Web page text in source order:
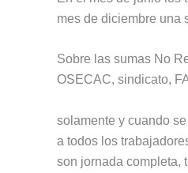
mes de diciembre una
Sobre las sumas No
OSECAC, sindicato,
solamente y cuando
a todos los
son jornada completa,